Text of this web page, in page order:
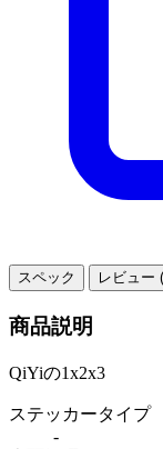
スペック レビュー
商品説明
QiYiの1x2x3
ステッカータイプ
-